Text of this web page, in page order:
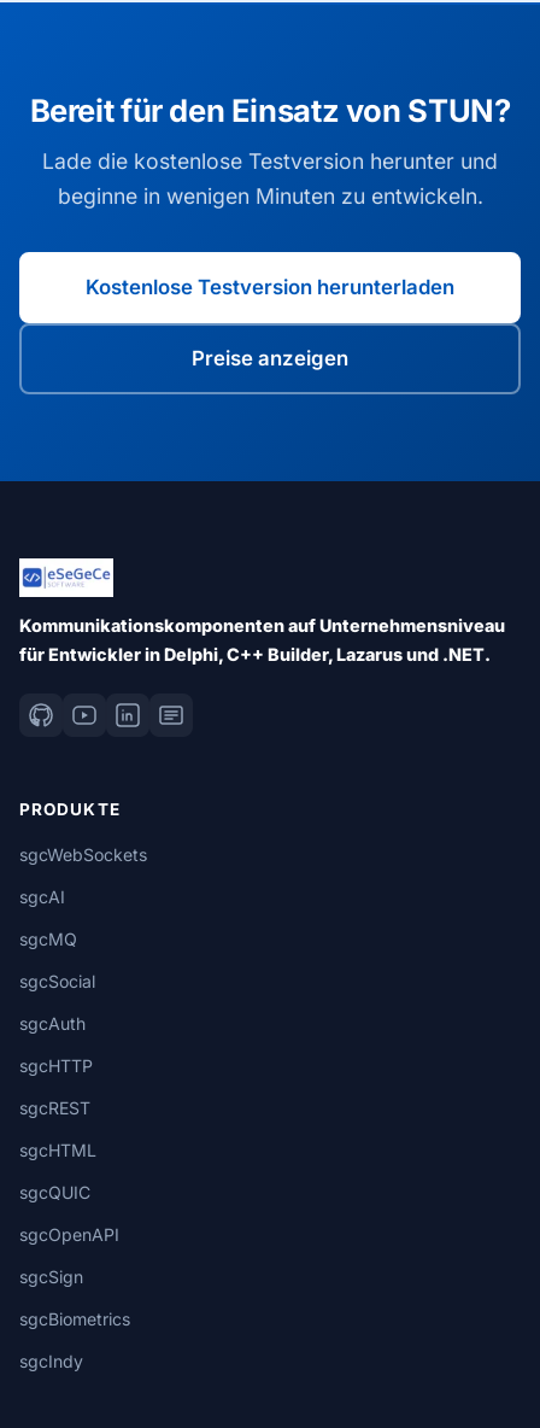
Bereit für den Einsatz von STUN?
Lade die kostenlose Testversion herunter und
beginne in wenigen Minuten zu entwickeln.
Kostenlose Testversion herunterladen
Preise anzeigen
Kommunikationskomponenten auf Unternehmensniveau
für Entwickler in Delphi, C++ Builder, Lazarus und .NET.
PRODUKTE
sgcWebSockets
sgcAI
sgcMQ
sgcSocial
sgcAuth
sgcHTTP
sgcREST
sgcHTML
sgcQUIC
sgcOpenAPI
sgcSign
sgcBiometrics
sgcIndy